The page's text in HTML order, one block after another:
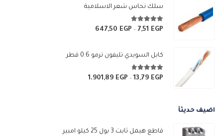
منسلك نحاس شعر الاسلامية
4.83 من 5
7,51 EGP
–
647,50 EGP
من
خلال
كابل السويدي تليفون ترمو 0.6 قطر
4.67 من 5
13,79 EGP
–
1.901,89 EGP
اضيف حديثآ
قاطع هيمل ثابت 3 بول 25 كيلو امبير